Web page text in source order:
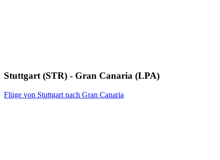
Stuttgart (STR) - Gran Canaria (LPA)
Flüge von Stuttgart nach Gran Canaria